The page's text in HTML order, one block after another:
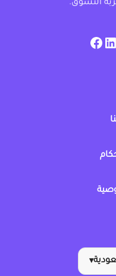
التسوق.
facebook
▾